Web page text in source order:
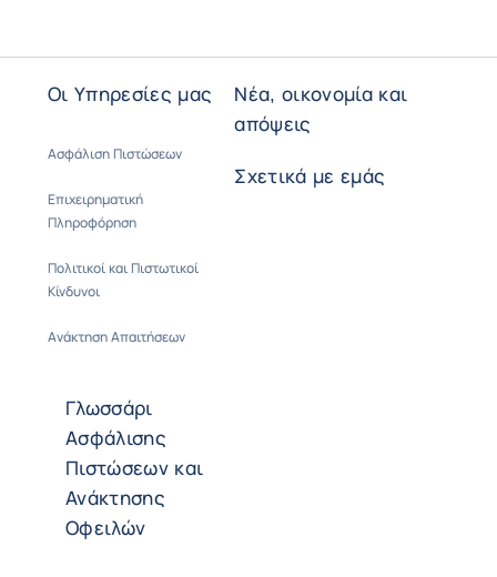
Οι Υπηρεσίες μας
Ασφάλιση Πιστώσεων
Επιχειρηματική
Πληροφόρηση
Πολιτικοί και Πιστωτικοί
Κίνδυνοι
Ανάκτηση Απαιτήσεων
Νέα, οικονομία και
απόψεις
Σχετικά με εμάς
Γλωσσάρι
Ασφάλισης
Πιστώσεων και
Ανάκτησης
Οφειλών